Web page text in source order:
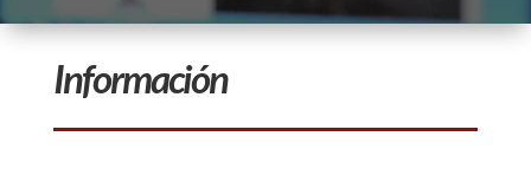
Información